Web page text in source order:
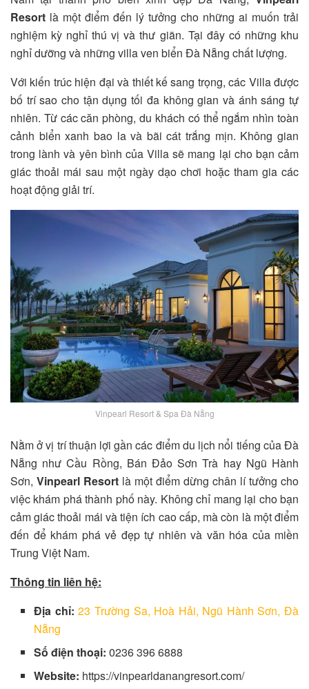
Resort là một điểm đến lý tưởng cho những ai muốn trải
nghiệm kỳ nghỉ thú vị và thư giãn. Tại đây có những khu
nghỉ dưỡng và những villa ven biển Đà Nẵng chất lượng.
Với kiến trúc hiện đại và thiết kế sang trọng, các Villa được
bố trí sao cho tận dụng tối đa không gian và ánh sáng tự
nhiên. Từ các căn phòng, du khách có thể ngắm nhìn toàn
cảnh biển xanh bao la và bãi cát trắng mịn. Không gian
trong lành và yên bình của Villa sẽ mang lại cho bạn cảm
giác thoải mái sau một ngày dạo chơi hoặc tham gia các
hoạt động giải trí.
Vinpearl Resort & Spa Đà Nẵng
Nằm ở vị trí thuận lợi gần các điểm du lịch nổi tiếng của Đà
Nẵng như Cầu Rồng, Bán Đảo Sơn Trà hay Ngũ Hành
Sơn, Vinpearl Resort là một điểm dừng chân lí tưởng cho
việc khám phá thành phố này. Không chỉ mang lại cho bạn
cảm giác thoải mái và tiện ích cao cấp, mà còn là một điểm
đến để khám phá vẻ đẹp tự nhiên và văn hóa của miền
Trung Việt Nam.
Thông tin liên hệ:
Địa chỉ:23 Trường Sa, Hoà Hải, Ngũ Hành Sơn, Đà
Nẵng
Số điện thoại:0236 396 6888
Website: https://vinpearldanangresort.com/